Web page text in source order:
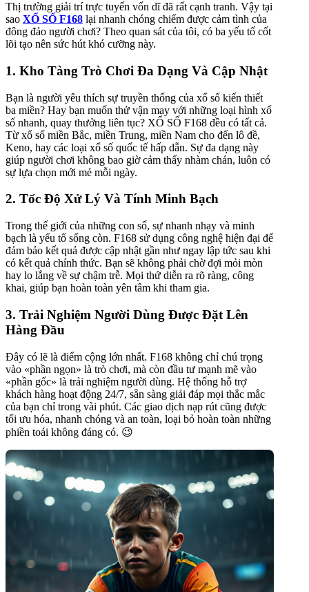
Thị trường giải trí trực tuyến vốn dĩ đã rất cạnh tranh. Vậy tại
sao XỔ SỐ F168 lại nhanh chóng chiếm được cảm tình của
đông đảo người chơi? Theo quan sát của tôi, có ba yếu tố cốt
lõi tạo nên sức hút khó cưỡng này.
1. Kho Tàng Trò Chơi Đa Dạng Và Cập Nhật
Bạn là người yêu thích sự truyền thống của xổ số kiến thiết
ba miền? Hay bạn muốn thử vận may với những loại hình xổ
số nhanh, quay thưởng liên tục? XỔ SỐ F168 đều có tất cả.
Từ xổ số miền Bắc, miền Trung, miền Nam cho đến lô đề,
Keno, hay các loại xổ số quốc tế hấp dẫn. Sự đa dạng này
giúp người chơi không bao giờ cảm thấy nhàm chán, luôn có
sự lựa chọn mới mẻ mỗi ngày.
2. Tốc Độ Xử Lý Và Tính Minh Bạch
Trong thế giới của những con số, sự nhanh nhạy và minh
bạch là yếu tố sống còn. F168 sử dụng công nghệ hiện đại để
đảm bảo kết quả được cập nhật gần như ngay lập tức sau khi
có kết quả chính thức. Bạn sẽ không phải chờ đợi mỏi mòn
hay lo lắng về sự chậm trễ. Mọi thứ diễn ra rõ ràng, công
khai, giúp bạn hoàn toàn yên tâm khi tham gia.
3. Trải Nghiệm Người Dùng Được Đặt Lên
Hàng Đầu
Đây có lẽ là điểm cộng lớn nhất. F168 không chỉ chú trọng
vào «phần ngọn» là trò chơi, mà còn đầu tư mạnh mẽ vào
«phần gốc» là trải nghiệm người dùng. Hệ thống hỗ trợ
khách hàng hoạt động 24/7, sẵn sàng giải đáp mọi thắc mắc
của bạn chỉ trong vài phút. Các giao dịch nạp rút cũng được
tối ưu hóa, nhanh chóng và an toàn, loại bỏ hoàn toàn những
phiền toái không đáng có. 😉